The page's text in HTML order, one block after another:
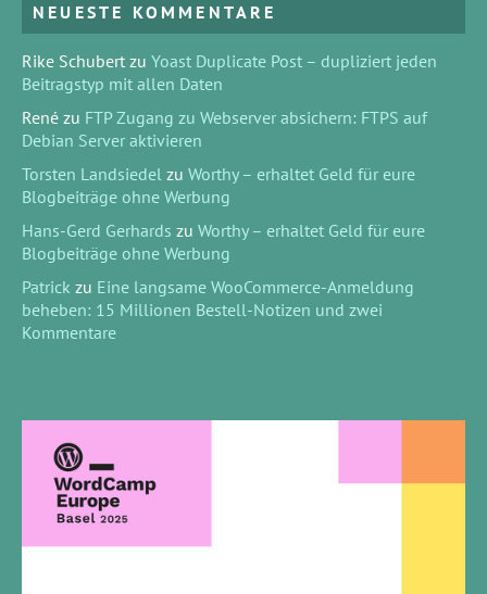
NEUESTE KOMMENTARE
Rike Schubert zu Yoast Duplicate Post – dupliziert jeden
Beitragstyp mit allen Daten
René zu FTP Zugang zu Webserver absichern: FTPS auf
Debian Server aktivieren
Torsten Landsiedel zu Worthy – erhaltet Geld für eure
Blogbeiträge ohne Werbung
Hans-Gerd Gerhards zu Worthy – erhaltet Geld für eure
Blogbeiträge ohne Werbung
Patrick zu Eine langsame WooCommerce-Anmeldung
beheben: 15 Millionen Bestell-Notizen und zwei
Kommentare